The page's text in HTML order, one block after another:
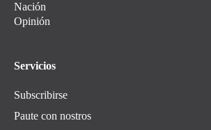
Nación
Opinión
Servicios
Subscribirse
Paute con nostros